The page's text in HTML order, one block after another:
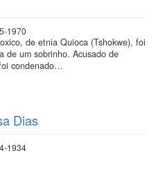
1970
de etnia Quioca (Tshokwe), foi
de um sobrinho. Acusado de
condenado…
Dias
1934